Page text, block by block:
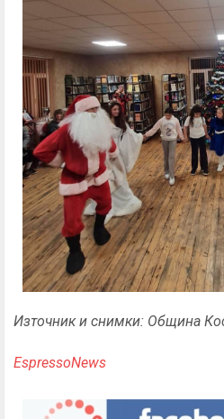
Източник и снимки: Община
EspressoNews